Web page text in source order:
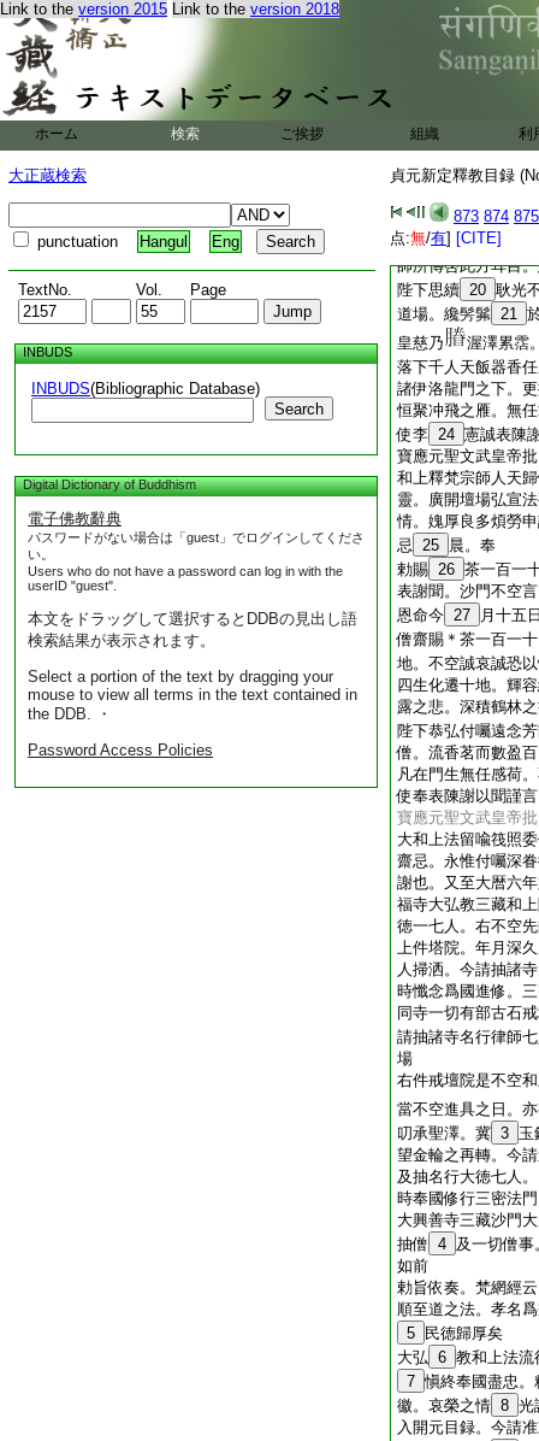
Link to the version 2015 Link to the version 2018
ホーム 検索 ご挨拶 組織 利
大正蔵検索
punctuation Hangul Eng
TextNo. Vol. Page
INBUDS
INBUDS(Bibliographic Database)
Search
Digital Dictionary of Buddhism
電子佛教辭典
パスワードがない場合は「guest」でログインしてくださ
い。
Users who do not have a password can log in with the
userID "guest".
本文をドラッグして選択するとDDBの見出し語
検索結果が表示されます。
Select a portion of the text by dragging your
mouse to view all terms in the text contained in
the DDB. ・
Password Access Policies
貞元新定釋教目録
873 874 875
点:無/有] [CITE]
藏塔額
右故大和上感謝人
塔廟猶存
天文。伏乞賜一塔
許伏聽勅旨。上依
賜千僧供。至十三
空言。不空早侍先
堂之誓謬忝入室之
行之 19
宗密證之
師所傳啓此方耳目
陛下思續 20 耿光
道場。纔髣髴 21
皇慈乃
渥澤累霑
落下千人天飯器香
諸伊洛龍門之下。
恒聚冲飛之雁。無
使李 24 憲誠表陳
寶應元聖文武皇帝
和上釋梵宗師人天
靈。廣開壇場弘宣
情。媿厚良多煩勞
忌 25 晨。奉
勅賜 26 茶一百一
表謝聞。沙門不空
恩命今 27
月十五
僧齋賜＊茶一百一
地。不空誠哀誠恐
四生化遷十地。輝
露之悲。深積鶴林
陛下恭弘付囑遠念
僧。流香茗而數盈
凡在門生無任感荷
使奉表陳謝以聞謹言
寶應元聖文武皇帝
大和上法留喩筏照
齋忌。永惟付囑深
謝也。又至大暦六
福寺大弘教三藏和
徳一七人。右不空
上件塔院。年月深
人掃洒。今請抽諸
時懺念爲國進修。
同寺一切有部古石
請抽諸寺名行律師
場
右件戒壇院是不空
當不空進具之日。
叨承聖澤。冀 3 玉
望金輪之再轉。今
及抽名行大徳七人
時奉國修行三密法
大興善寺三藏沙門
抽僧 4 及一切僧
如前
勅旨依奏。梵網經
順至道之法。孝名
5
民徳歸厚矣
大弘 6 教和上法流
7 愼終奉國盡忠
徽。哀榮之情 8 光
入開元目録。今請